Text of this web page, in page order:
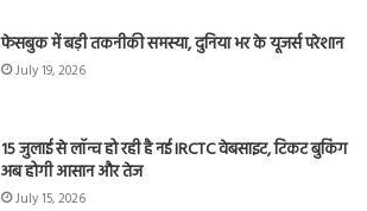
फेसबुक में बड़ी तकनीकी समस्या, दुनिया भर के यूजर्स परेशान
July 19, 2026
15 जुलाई से लॉन्च हो रही है नई IRCTC वेबसाइट, टिकट बुकिंग
अब होगी आसान और तेज
July 15, 2026